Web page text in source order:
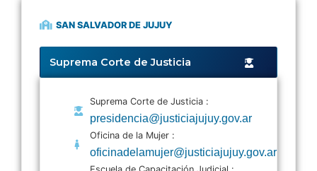
SAN SALVADOR DE JUJUY
Suprema Corte de Justicia
Suprema Corte de Justicia :
presidencia@justiciajujuy.gov.ar
Oficina de la Mujer :
oficinadelamujer@justiciajujuy.gov.ar